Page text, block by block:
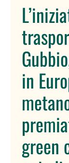
in
green